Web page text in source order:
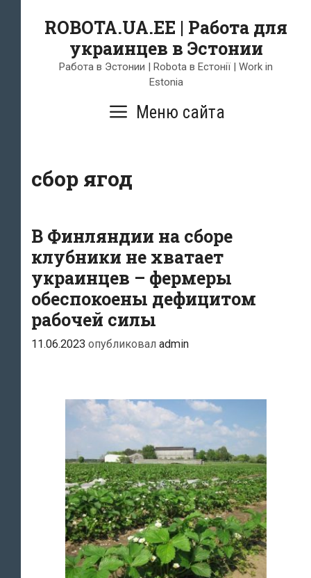
ROBOTA.UA.EE | Работа для
украинцев в Эстонии
Работа в Эстонии | Robota в Естонії | Work in
Estonia
Меню сайта
сбор ягод
В Финляндии на сборе
клубники не хватает
украинцев – фермеры
обеспокоены дефицитом
рабочей силы
11.06.2023 опубликовал admin